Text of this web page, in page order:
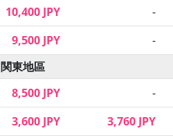
10,400 JPY -
9,500 JPY -
関東地區
8,500 JPY -
3,600 JPY 3,760 JPY